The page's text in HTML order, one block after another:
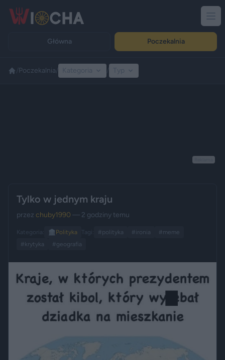
Główna Poczekalnia
Poczekalnia
Tylko w jednym kraju
przez chuby1990 — 2 godziny temu
Kategoria: 🏛️ Polityka Tagi: #polityka #ironia
#meme
#krytyka
#geografia